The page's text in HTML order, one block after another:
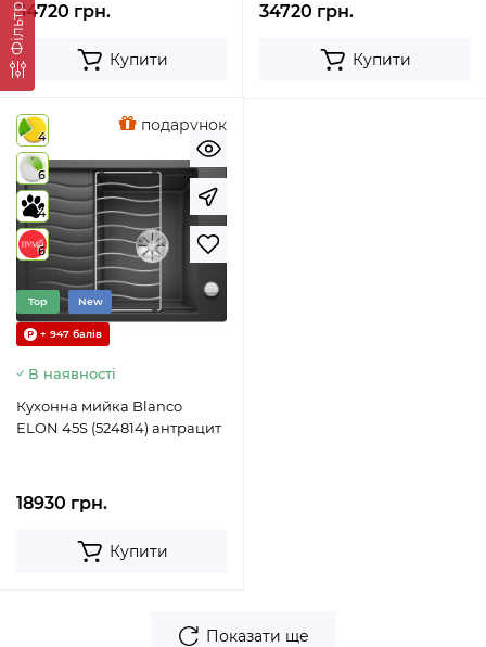
Фільтр34720 грн.
Купити
34720 грн.
Купити
4
6
4
6
подарунок
Top New
+ 947 балів
В наявності
Кухонна мийка Blanco
ELON 45S (524814) антрацит
18930 грн.
Купити
Показати ще